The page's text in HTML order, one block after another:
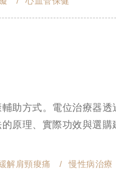
助方式。電位治療器
原理、實際功效與選
解肩頸痠痛 慢性病治療